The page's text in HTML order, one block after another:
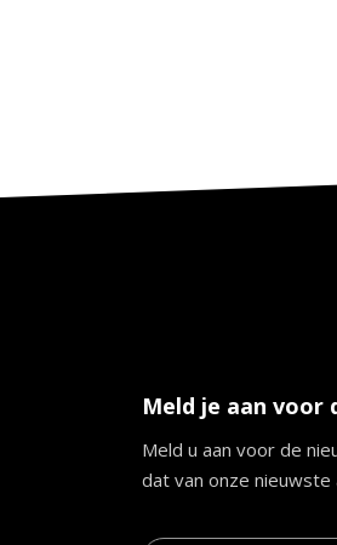
Meld je aan voor
Meld u aan voor de
dat van onze nieuwste